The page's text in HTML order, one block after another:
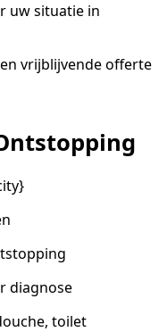
uw situatie in
vrijblijvende offerte
diagnose
toilet